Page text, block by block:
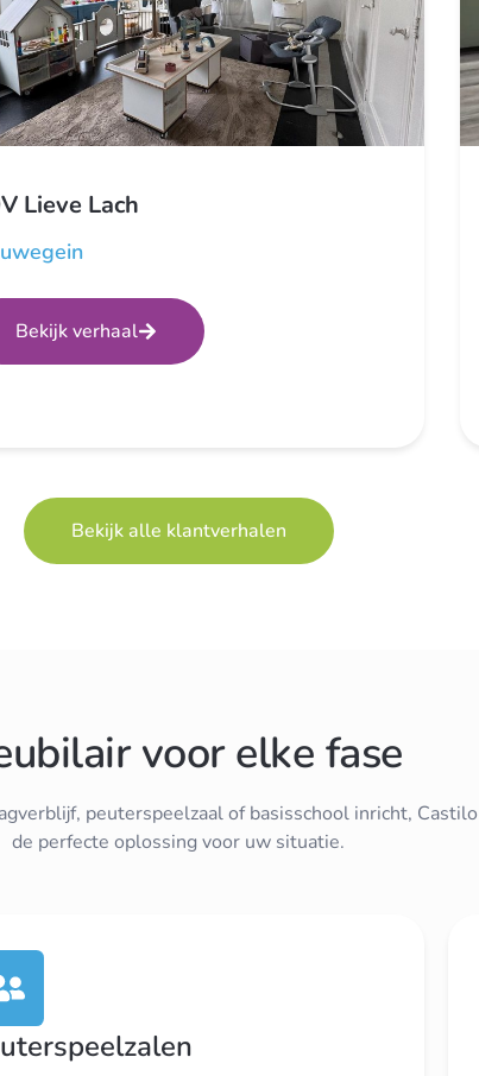
Lieve Lach
Bekijk verhaal
Bekijk alle klantverhalen
voor elke fase
peuterspeelzaal of basisschool inricht,
de perfecte oplossing voor uw situatie.